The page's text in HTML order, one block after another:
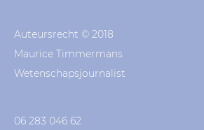
Auteursrecht © 2018
Maurice Timmermans
Wetenschapsjournalist
06 283 046 62